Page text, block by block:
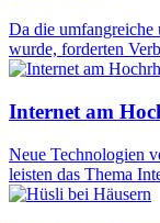
Da die umfangreiche
wurde, forderten
Internet am
Neue Technologien
leisten das Thema